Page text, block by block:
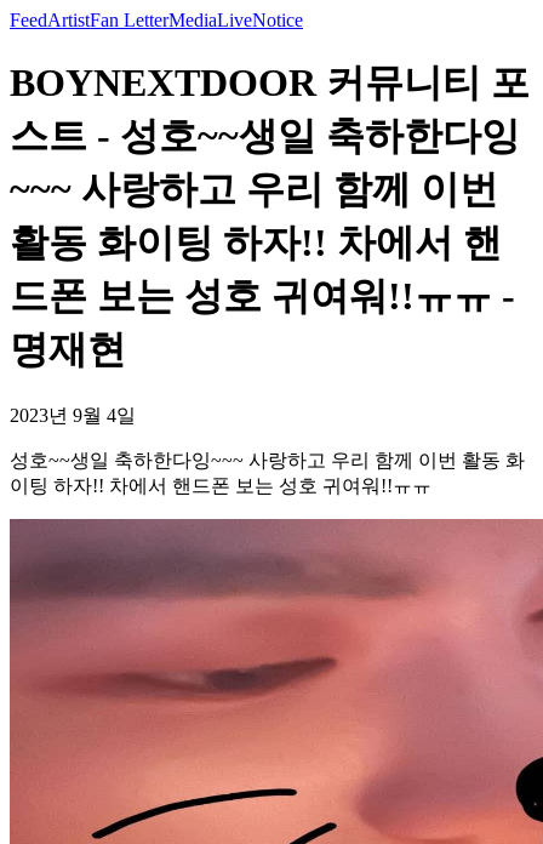
FeedArtistFan LetterMediaLiveNotice
BOYNEXTDOOR 커뮤니티 포
스트 - 성호~~생일 축하한다잉
~~~ 사랑하고 우리 함께 이번
활동 화이팅 하자!! 차에서 핸
드폰 보는 성호 귀여워!!ㅠㅠ -
명재현
2023년 9월 4일
성호~~생일 축하한다잉~~~ 사랑하고 우리 함께 이번 활동 화
이팅 하자!! 차에서 핸드폰 보는 성호 귀여워!!ㅠㅠ